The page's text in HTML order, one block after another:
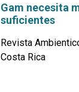
Gam necesita
suficientes
Revista
Costa Rica